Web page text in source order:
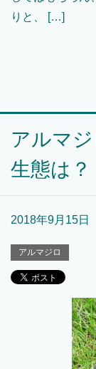
りと、 […]
アルマ
生態は？
2018年9月15日
アルマジロ